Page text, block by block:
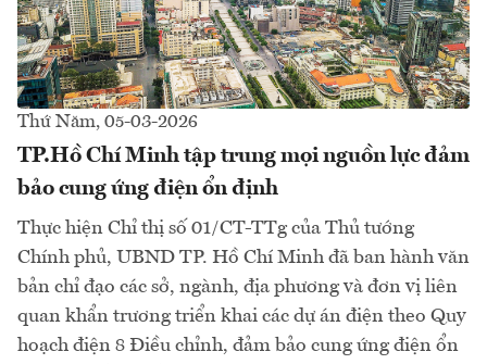
Thứ Năm, 05-03-2026
TP.Hồ Chí Minh tập trung mọi nguồn lực đảm
bảo cung ứng điện ổn định
Thực hiện Chỉ thị số 01/CT-TTg của Thủ tướng
Chính phủ, UBND TP. Hồ Chí Minh đã ban hành văn
bản chỉ đạo các sở, ngành, địa phương và đơn vị liên
quan khẩn trương triển khai các dự án điện theo Quy
hoạch điện 8 Điều chỉnh, đảm bảo cung ứng điện ổn